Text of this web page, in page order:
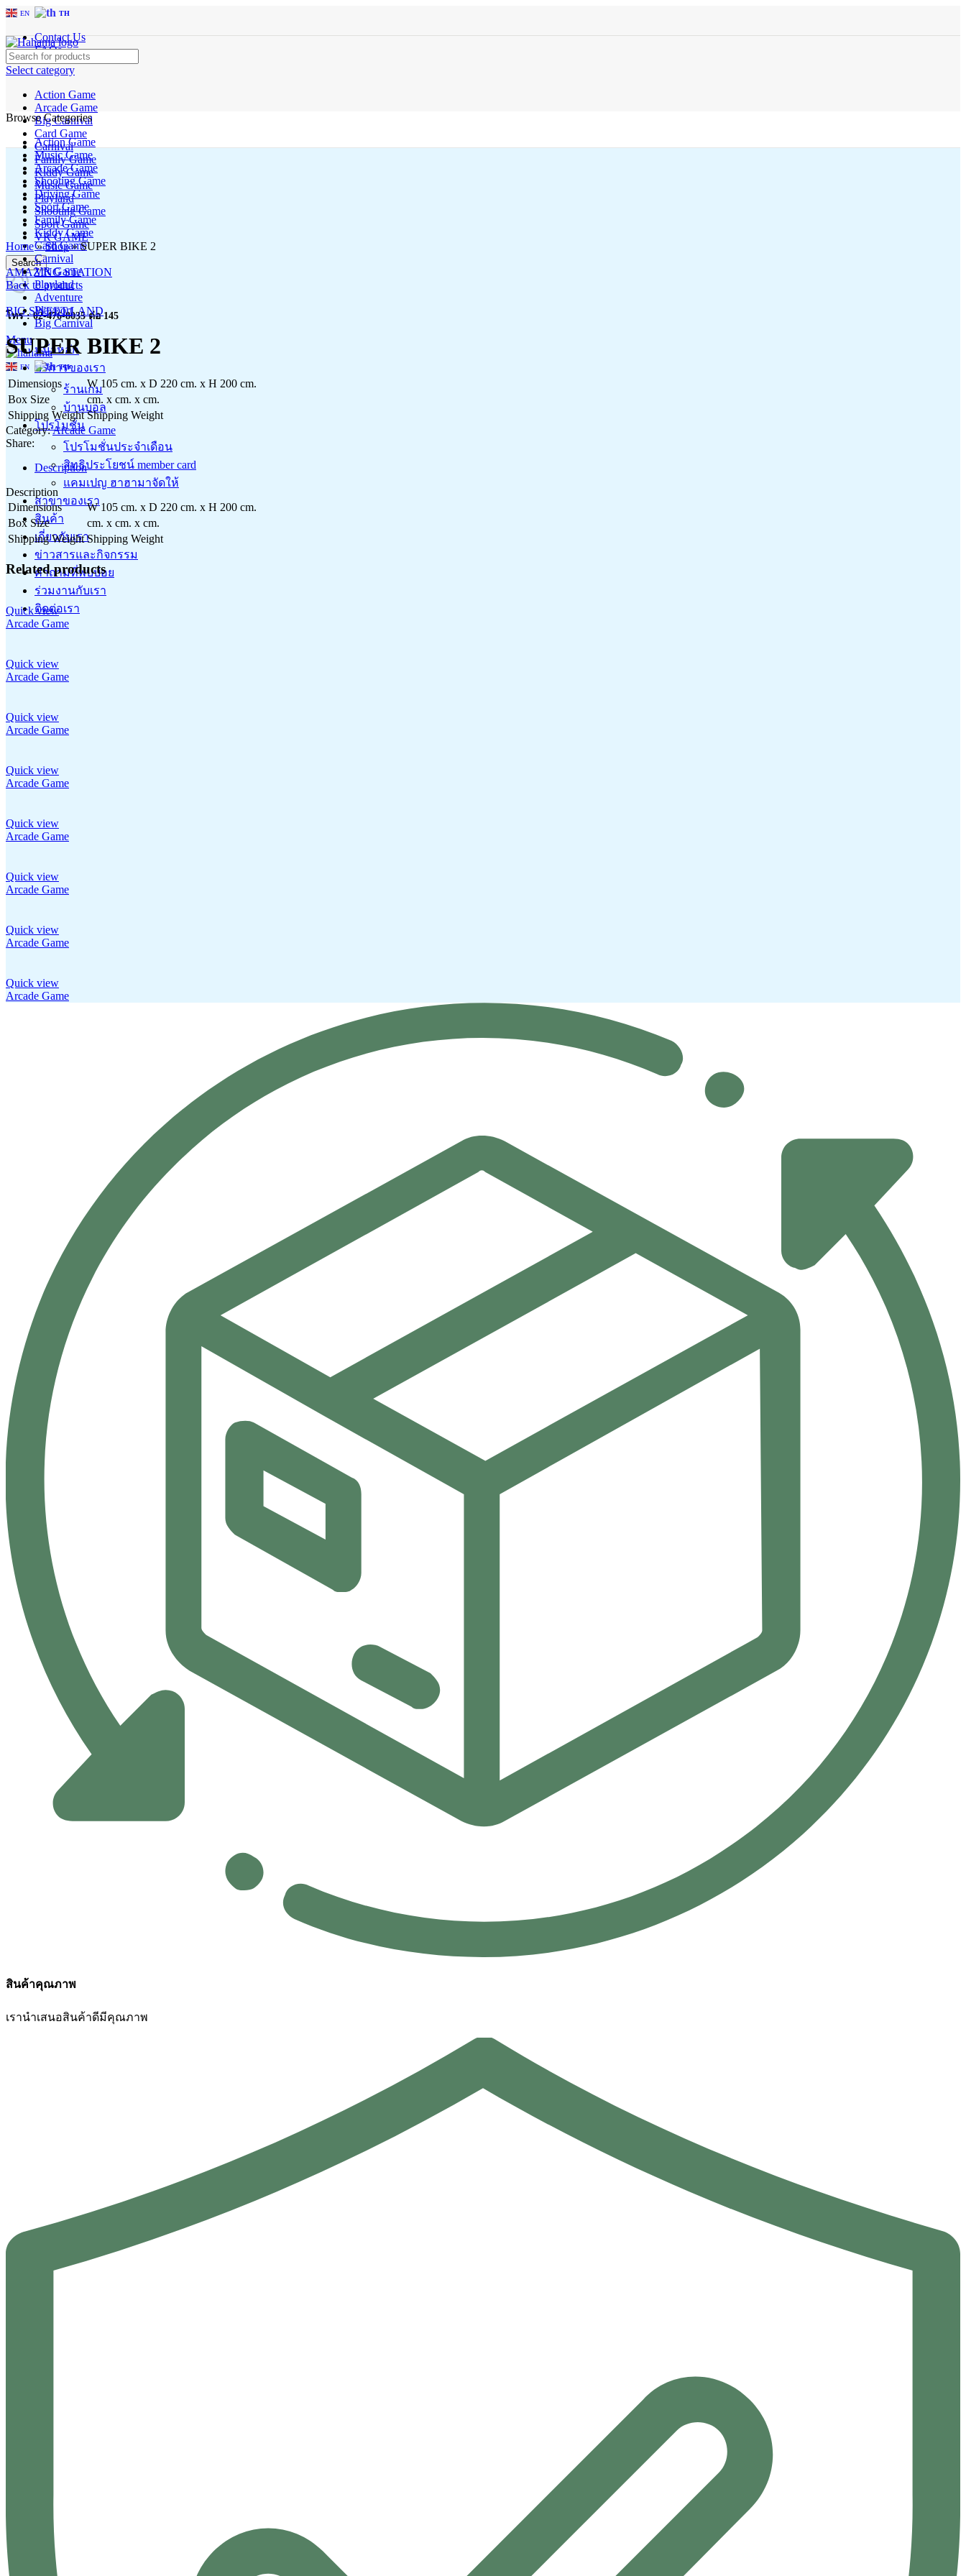
EN TH
Contact Us
FAQs
Select category
Action Game
Arcade Game
Big Carnival
Card Game
Carnival
Family Game
Kiddy Game
Music Game
Playland
Shooting Game
Sport Game
VR GAME
Search
โทร : 02-476-8035 ต่อ 145
Menu
EN TH
Browse Categories
Action Game
Music Game
Arcade Game
Shooting Game
Driving Game
Sport Game
Family Game
Kiddy Game
Card Game
Carnival
VR Game
Playland
Adventure
Playport
Big Carnival
หน้าหลัก
บริการของเรา
ร้านเกม
บ้านบอล
โปรโมชั่น
โปรโมชั่นประจำเดือน
สิทธิประโยชน์ member card
แคมเปญ ฮาฮามาจัดให้
สาขาของเรา
สินค้า
เกี่ยวกับเรา
ข่าวสารและกิจกรรม
คำถามที่พบบ่อย
ร่วมงานกับเรา
ติดต่อเรา
Click to enlarge
Home»Shop»SUPER BIKE 2
AMAZING STATION
Back to products
BIG SWEET LAND
SUPER BIKE 2
Dimensions
W 105 cm. x D 220 cm. x H 200 cm.
Box Size
cm. x cm. x cm.
Shipping Weight Shipping Weight
Category:Arcade Game
Share:
Description
Description
Dimensions
W 105 cm. x D 220 cm. x H 200 cm.
Box Size
cm. x cm. x cm.
Shipping Weight Shipping Weight
Related products
Quick view
Arcade Game
Quick view
Arcade Game
Quick view
Arcade Game
Quick view
Arcade Game
Quick view
Arcade Game
Quick view
Arcade Game
Quick view
Arcade Game
Quick view
Arcade Game
สินค้าคุณภาพ
เรานำเสนอสินค้าดีมีคุณภาพ